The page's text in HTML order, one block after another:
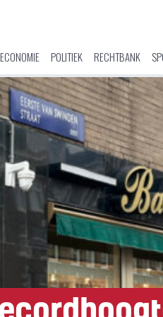
ECONOMIE POLITIEK RECHTBANK